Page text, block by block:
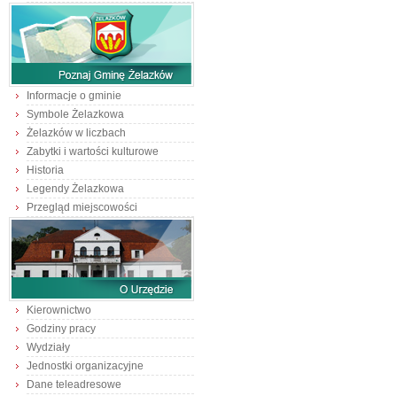
Informacje o gminie
Symbole Żelazkowa
Żelazków w liczbach
Zabytki i wartości kulturowe
Historia
Legendy Żelazkowa
Przegląd miejscowości
Kierownictwo
Godziny pracy
Wydziały
Jednostki organizacyjne
Dane teleadresowe